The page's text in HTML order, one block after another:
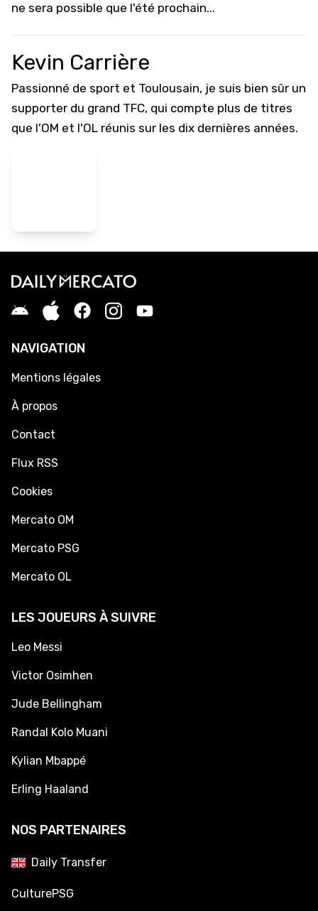
ne sera possible que l'été prochain...
Kevin Carrière
Passionné de sport et Toulousain, je suis bien sûr un
supporter du grand TFC, qui compte plus de titres
que l'OM et l'OL réunis sur les dix dernières années.
NAVIGATION
Mentions légales
À propos
Contact
Flux RSS
Cookies
Mercato OM
Mercato PSG
Mercato OL
LES JOUEURS À SUIVRE
Leo Messi
Victor Osimhen
Jude Bellingham
Randal Kolo Muani
Kylian Mbappé
Erling Haaland
NOS PARTENAIRES
Daily Transfer
CulturePSG